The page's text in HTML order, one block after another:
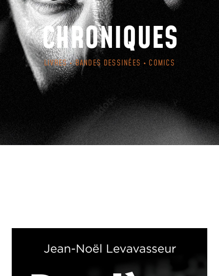
CHRONIQUES
LIVRES • BANDES DESSINÉES • COMICS